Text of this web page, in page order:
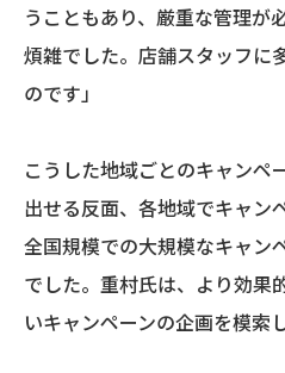
うこともあり、厳重な管理が
煩雑でした。店舗スタッフに
のです」
こうした地域ごとのキャンペ
出せる反面、各地域でキャン
全国規模での大規模なキャン
でした。重村氏は、より効果
いキャンペーンの企画を模索